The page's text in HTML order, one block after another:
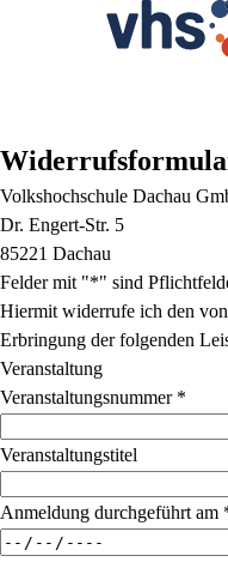
Volkshochschule Dachau
Dr. Engert-Str. 5
85221 Dachau
Felder mit "*" sind
Hiermit widerrufe ich den
Erbringung der folgenden
Veranstaltung
Veranstaltungsnummer*
Veranstaltungstitel
Anmeldung durchgeführt am